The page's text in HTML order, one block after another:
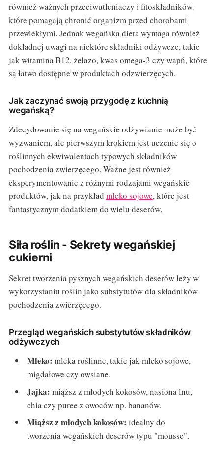
również ważnych przeciwutleniaczy i fitoskładników,
które pomagają chronić organizm przed chorobami
przewlekłymi. Jednak wegańska dieta wymaga również
dokładnej uwagi na niektóre składniki odżywcze, takie
jak witamina B12, żelazo, kwas omega-3 czy wapń, które
są łatwo dostępne w produktach odzwierzęcych.
Jak zaczynać swoją przygodę z kuchnią
wegańską?
Zdecydowanie się na wegańskie odżywianie może być
wyzwaniem, ale pierwszym krokiem jest uczenie się o
roślinnych ekwiwalentach typowych składników
pochodzenia zwierzęcego. Ważne jest również
eksperymentowanie z różnymi rodzajami wegańskie
produktów, jak na przykład mleko sojowe, które jest
fantastycznym dodatkiem do wielu deserów.
Siła roślin - Sekrety wegańskiej
cukierni
Sekret tworzenia pysznych wegańskich deserów leży w
wykorzystaniu roślin jako substytutów dla składników
pochodzenia zwierzęcego.
Przegląd wegańskich substytutów składników
odżywczych
Mleko: mleka roślinne, takie jak mleko sojowe,
migdałowe czy owsiane.
Jajka: miąższ z młodych kokosów, nasiona lnu,
chia czy puree z owoców np. bananów.
Miąższ z młodych kokosów: idealny do
tworzenia wegańskich deserów typu "mousse".